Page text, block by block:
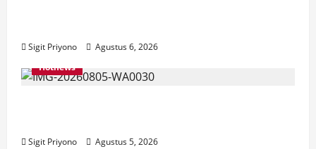
Sigit Priyono
Agustus 6, 2026
Hotnews
Sigit Priyono
Agustus 5, 2026